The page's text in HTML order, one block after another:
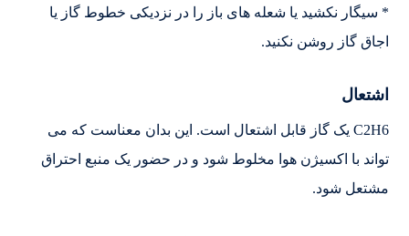
* سیگار نکشید یا شعله های باز را در نزدیکی خطوط گاز یا
اجاق گاز روشن نکنید.
اشتعال
C2H6 یک گاز قابل اشتعال است. این بدان معناست که می
تواند با اکسیژن هوا مخلوط شود و در حضور یک منبع احتراق
مشتعل شود.